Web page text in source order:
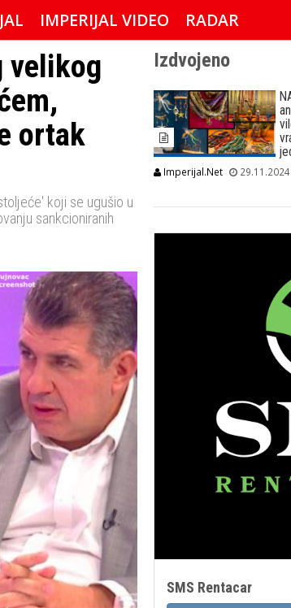
IMPERIJAL VIDEO
RADAR
velikog
ortak
koji se ugušio u
sankcioniranih
Izdvojeno
Imperijal.Net 29.11.2024
SMS Rentacar